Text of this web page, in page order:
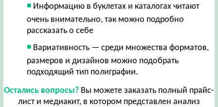
Информацию в буклетах и каталогах читают
очень внимательно, так можно подробно
рассказать о себе
Вариативность — среди множества форматов,
размеров и дизайнов можно подобрать
подходящий тип полиграфии.
Остались вопросы?Вы можете заказать полный прайс-
лист и медиакит, в котором представлен анализ